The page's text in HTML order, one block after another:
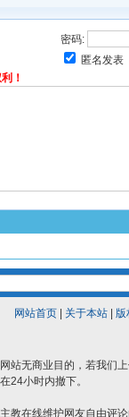
密码:
匿名发表
！
网站首页| 关于本站| 版
站无商业目的，若我们
24小时内撤下。
教在线维护网友自由评